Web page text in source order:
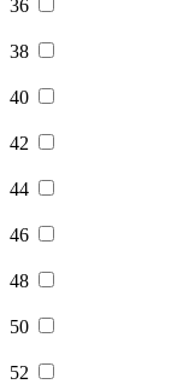
36
38
40
42
44
46
48
50
52